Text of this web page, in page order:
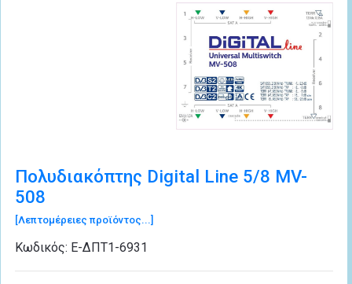
Πολυδιακόπτης Digital Line 5/8 MV-
508
[Λεπτομέρειες προϊόντος...]
Κωδικός: Ε-ΔΠΤ1-6931